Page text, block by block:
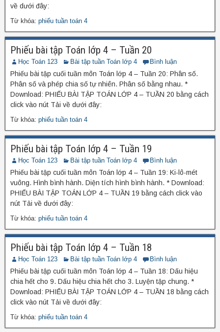
về dưới đây:
Từ khóa: phiếu tuần toán 4
Phiếu bài tập Toán lớp 4 – Tuần 20
Học Toán 123 Bài tập tuần Toán lớp 4 Bình luận
Phiếu bài tập cuối tuần môn Toán lớp 4 – Tuần 20: Phân số.
Phân số và phép chia số tự nhiên. Phân số bằng nhau. *
Download: PHIẾU BÀI TẬP TOÁN LỚP 4 – TUẦN 20 bằng cách
click vào nút Tải về dưới đây:
Từ khóa: phiếu tuần toán 4
Phiếu bài tập Toán lớp 4 – Tuần 19
Học Toán 123 Bài tập tuần Toán lớp 4 Bình luận
Phiếu bài tập cuối tuần môn Toán lớp 4 – Tuần 19: Ki-lô-mét
vuông. Hình bình hành. Diện tích hình bình hành. * Download:
PHIẾU BÀI TẬP TOÁN LỚP 4 – TUẦN 19 bằng cách click vào
nút Tải về dưới đây:
Từ khóa: phiếu tuần toán 4
Phiếu bài tập Toán lớp 4 – Tuần 18
Học Toán 123 Bài tập tuần Toán lớp 4 Bình luận
Phiếu bài tập cuối tuần môn Toán lớp 4 – Tuần 18: Dấu hiệu
chia hết cho 9. Dấu hiệu chia hết cho 3. Luyện tập chung. *
Download: PHIẾU BÀI TẬP TOÁN LỚP 4 – TUẦN 18 bằng cách
click vào nút Tải về dưới đây:
Từ khóa: phiếu tuần toán 4